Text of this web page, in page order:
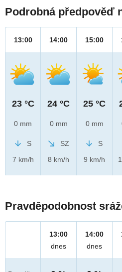
Podrobná předpověď
13:00
23 °C
0 mm
S
7 km/h
14:00
24 °C
0 mm
SZ
8 km/h
15:00
25 °C
0 mm
S
9 km/h
Pravděpodobnost
13:00
dnes
14:00
dnes